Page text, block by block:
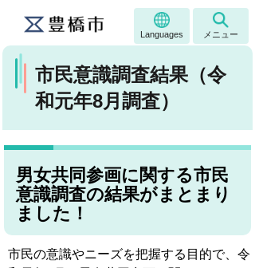
Languages メニュー
市民意識調査結果（令
和元年8月調査）
男女共同参画に関する市民
意識調査の結果がまとまり
ました！
市民の意識やニーズを把握する目的で、令